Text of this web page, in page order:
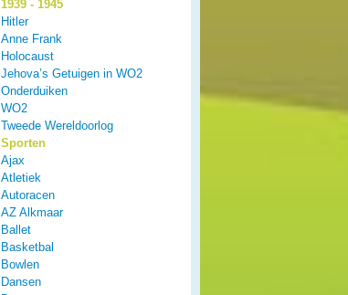
1939 - 1945
Hitler
Anne Frank
Holocaust
Jehova’s Getuigen in WO2
Onderduiken
WO2
Tweede Wereldoorlog
Sporten
Ajax
Atletiek
Autoracen
AZ Alkmaar
Ballet
Basketbal
Bowlen
Dansen